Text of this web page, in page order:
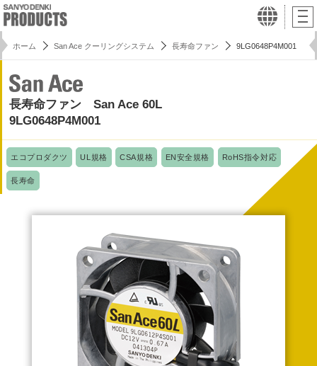
ホーム San Ace クーリングシステム 長寿命ファン 9LG0648P4M001
長寿命ファン San Ace 60L
9LG0648P4M001
エコプロダクツ UL規格 CSA規格 EN安全規格 RoHS指令対応
長寿命